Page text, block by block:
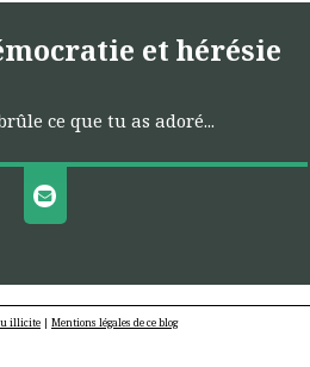
et hérésie
ce que tu as adoré...
illicite | Mentions légales de ce blog